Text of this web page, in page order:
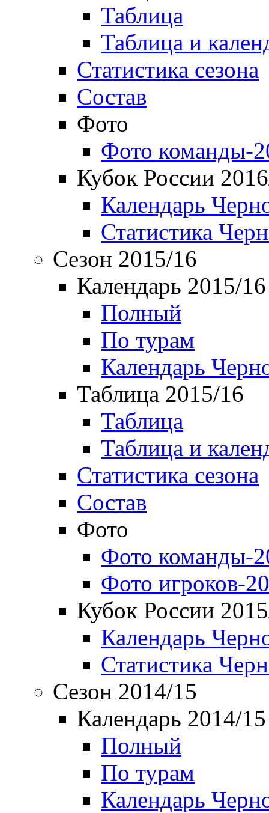
Таблица
Таблица и
Статистика сезона
Состав
Фото
Фото команды-
Кубок России
Календарь
Статистика
Сезон 2015/16
Календарь 2015/16
Полный
По турам
Календарь
Таблица 2015/16
Таблица
Таблица и
Статистика сезона
Состав
Фото
Фото команды-
Фото игроков-
Кубок России
Календарь
Статистика
Сезон 2014/15
Календарь 2014/15
Полный
По турам
Календарь